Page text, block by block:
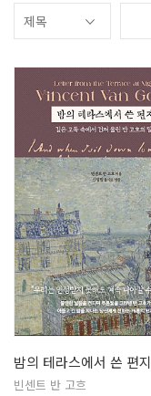
밤의 테라스에서 쓴 편지
빈센트 반 고흐